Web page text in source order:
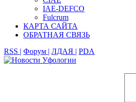
IAE-DEFCO
Fulcrum
КАРТА САЙТА
ОБРАТНАЯ СВЯЗЬ
RSS | Форум | ЛДАЯ | PDA